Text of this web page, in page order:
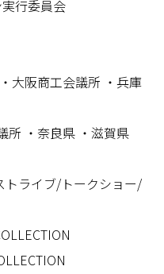
委員会
大阪商工会議所 ・兵庫
所 ・奈良県 ・滋賀県
トライブ/トークショー/